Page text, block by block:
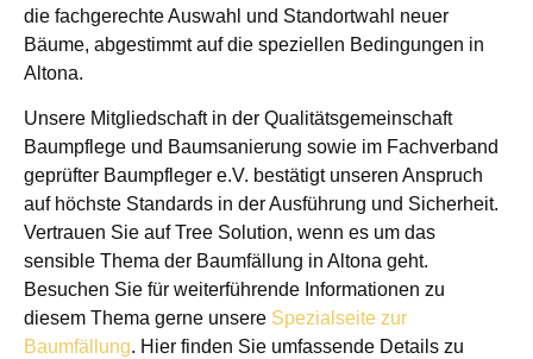
die fachgerechte Auswahl und Standortwahl neuer
Bäume, abgestimmt auf die speziellen Bedingungen in
Altona.
Unsere Mitgliedschaft in der Qualitätsgemeinschaft
Baumpflege und Baumsanierung sowie im Fachverband
geprüfter Baumpfleger e.V. bestätigt unseren Anspruch
auf höchste Standards in der Ausführung und Sicherheit.
Vertrauen Sie auf Tree Solution, wenn es um das
sensible Thema der Baumfällung in Altona geht.
Besuchen Sie für weiterführende Informationen zu
diesem Thema gerne unsere Spezialseite zur
Baumfällung. Hier finden Sie umfassende Details zu